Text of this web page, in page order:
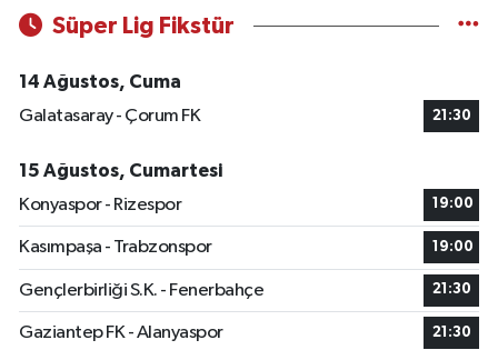
Süper Lig Fikstür
14 Ağustos, Cuma
Galatasaray - Çorum FK
21:30
15 Ağustos, Cumartesi
Konyaspor - Rizespor
19:00
Kasımpaşa - Trabzonspor 19:00
Gençlerbirliği S.K. - Fenerbahçe 21:30
Gaziantep FK - Alanyaspor 21:30